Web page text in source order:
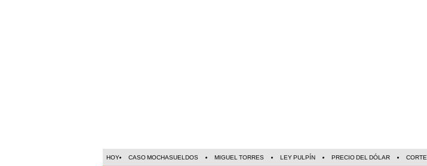
HOY CASO MOCHASUELDOS MIGUEL TORRES LEY PULPÍN PRECIO DEL DÓLAR